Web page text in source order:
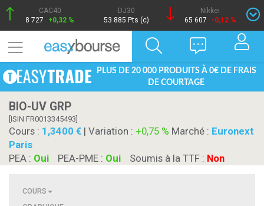
CAC40
8 727
+0,32 %
DJ30
53 885 Pts (c)
Nikkei
65 607
-0,12 %
PLUS DE 20 000 PRODUITS À 0€ DE FRAIS
DE COURTAGE
BIO-UV GRP
[ISIN FR0013345493]
Cours : 1,3400 | Variation : +0,75 % Marché : Euronext
Paris
PEA : Oui PEA-PME : Oui Soumis à la TTF : Non
COURS